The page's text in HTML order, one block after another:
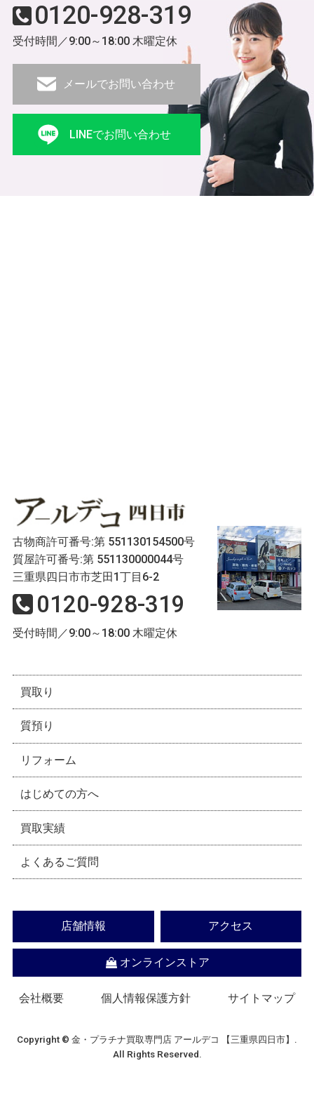
0120-928-319
受付時間／9:00～18:00 木曜定休
メールでお問い合わせ
LINEでお問い合わせ
古物商許可番号:第 551130154500号
質屋許可番号:第 551130000044号
三重県四日市市芝田1丁目6-2
0120-928-319
受付時間／9:00～18:00 木曜定休
買取り
質預り
リフォーム
はじめての方へ
買取実績
よくあるご質問
店舗情報 アクセス
オンラインストア
会社概要 個人情報保護方針 サイトマップ
Copyright © 金・プラチナ買取専門店 アールデコ 【三重県四日市】.
All Rights Reserved.